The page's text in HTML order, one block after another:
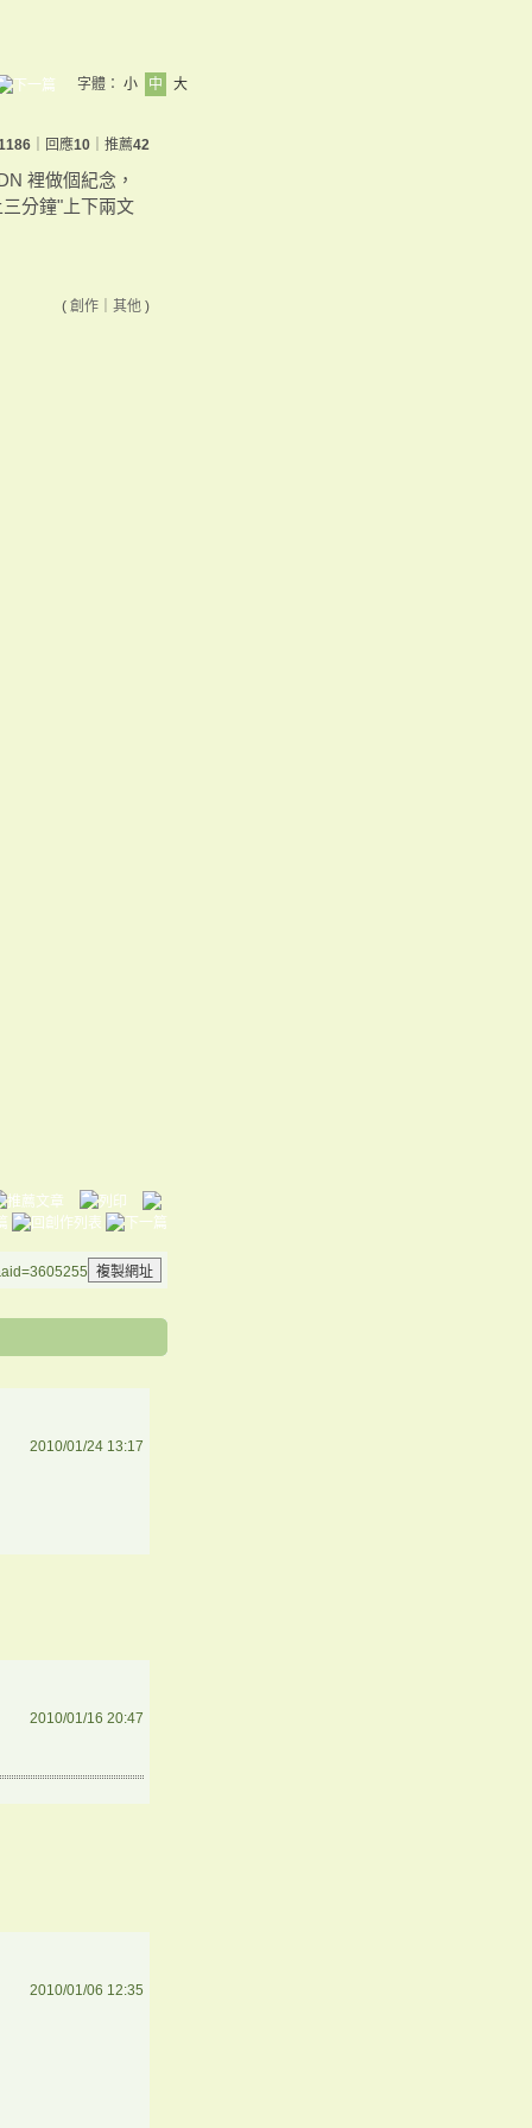
字體： 小 中 大
｜回應10 ｜推薦42
裡做個紀念，
分鐘"上下兩文
( 創作 其他 )
2010/01/24 13:17
2010/01/16 20:47
2010/01/06 12:35